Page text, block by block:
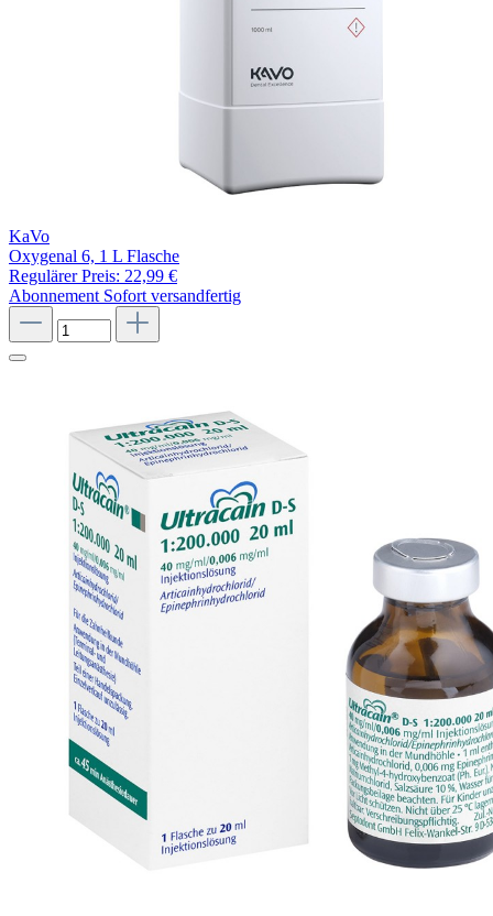
KaVo
Oxygenal 6, 1 L Flasche
Regulärer Preis: 22,99 €
Abonnement Sofort versandfertig